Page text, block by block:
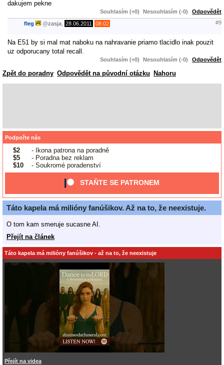
dakujem pekne
Souhlasím (+0) Nesouhlasím (-0) Odpovědět
fleg @zasja 28.06.2011 08:02 #9
Na E51 by si mal mat naboku na nahravanie priamo tlacidlo inak pouzit
uz odporucany total recall.
Souhlasím (+0) Nesouhlasím (-0) Odpovědět
Zpět do poradny Odpovědět na původní otázku Nahoru
Podpořte nás
$2
- Ikona patrona na poradně
$5
- Poradna bez reklam
$10
- Soukromé poradenství
STAŇTE SE PATRONEM
Táto kapela má milióny fanúšikov. Až na to, že neexistuje.
O tom kam smeruje sucasne AI.
Přejít na článek
Táto kapela má milióny fanúšikov - až na to, že neexistuje
Přejít na videa